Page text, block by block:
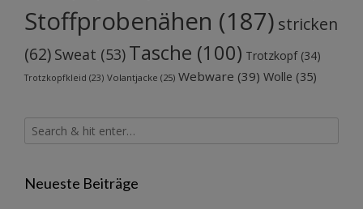
Stoffprobenähen (187) stricken
(62) Sweat (53) Tasche (100) Trotzkopf(34)
Trotzkopfkleid (23) Volantjacke (25) Webware (39) Wolle (35)
Neueste Beiträge